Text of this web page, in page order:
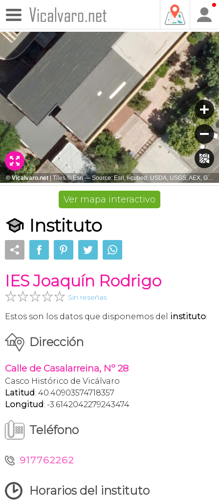
Ver mapa interactivo
Instituto
IES Joaquín Rodrigo
Sin reseñas
Estos son los datos que disponemos del instituto:
Dirección
Calle de Casalarreina, Nº 28
Casco Histórico de Vicálvaro
Latitud: 40.40903574718357
Longitud: -3.6142042279243474
Teléfono
917762262
Horarios del instituto